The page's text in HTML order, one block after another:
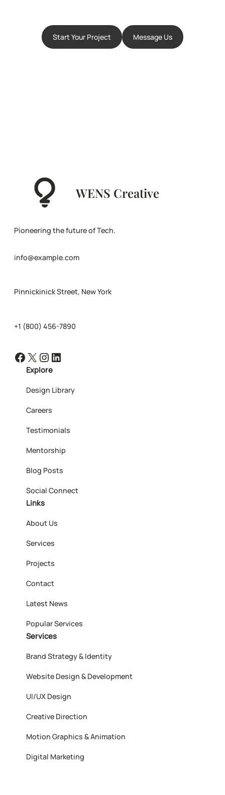
Start Your Project Message Us
WENS Creative
Pioneering the future of Tech.
info@example.com
Pinnickinick Street, New York
+1 (800) 456-7890
Facebook X Instagram LinkedIn
Explore
Design Library
Careers
Testimonials
Mentorship
Blog Posts
Social Connect
Links
About Us
Services
Projects
Contact
Latest News
Popular Services
Services
Brand Strategy & Identity
Website Design & Development
UI/UX Design
Creative Direction
Motion Graphics & Animation
Digital Marketing